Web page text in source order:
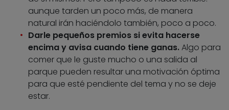
aunque tarden un poco más, de manera
natural irán haciéndolo también, poco a poco.
Darle pequeños premios si evita hacerse
encima y avisa cuando tiene ganas.Algo para
comer que le guste mucho o una salida al
parque pueden resultar una motivación óptima
para que esté pendiente del tema y no se deje
estar.